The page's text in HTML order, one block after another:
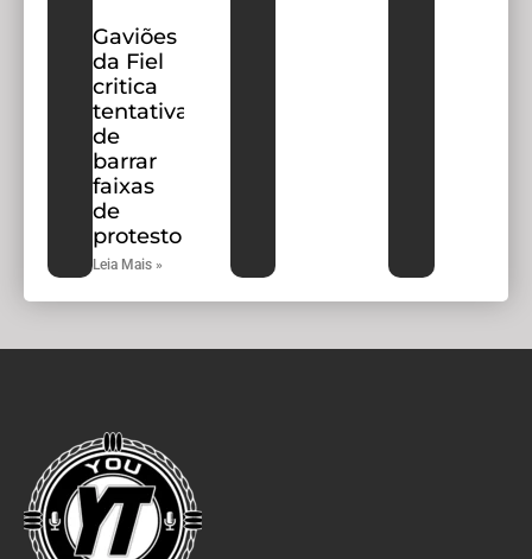
Gaviões
da Fiel
critica
tentativa
de
barrar
faixas
de
protesto
Leia Mais »